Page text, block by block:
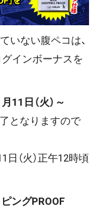
いない腹ペコは、
インボーナスを
11日（火）～
となりますので
（火）正午12時頃
ングPROOF